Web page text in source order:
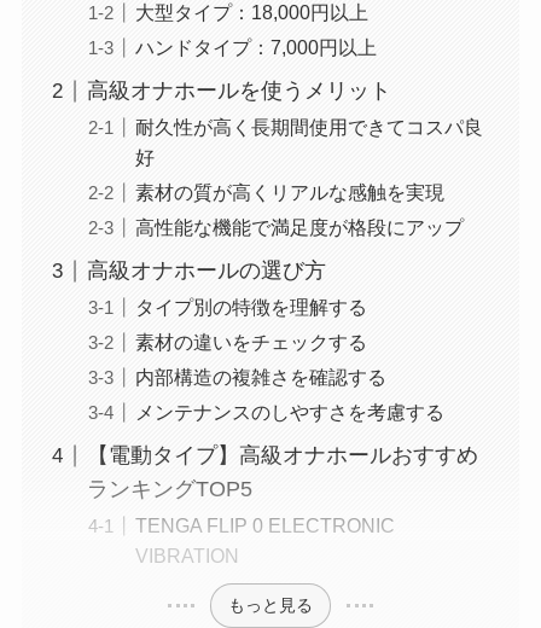
大型タイプ：18,000円以上
ハンドタイプ：7,000円以上
高級オナホールを使うメリット
耐久性が高く長期間使用できてコスパ良
好
素材の質が高くリアルな感触を実現
高性能な機能で満足度が格段にアップ
高級オナホールの選び方
タイプ別の特徴を理解する
素材の違いをチェックする
内部構造の複雑さを確認する
メンテナンスのしやすさを考慮する
【電動タイプ】高級オナホールおすすめ
ランキングTOP5
TENGA FLIP 0 ELECTRONIC
VIBRATION
もっと見る